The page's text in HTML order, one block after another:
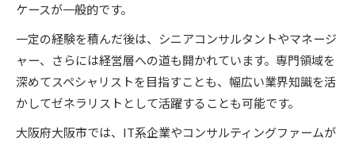
ケースが一般的です。
一定の経験を積んだ後は、シニアコンサルタントやマネージ
ャー、さらには経営層への道も開かれています。専門領域を
深めてスペシャリストを目指すことも、幅広い業界知識を活
かしてゼネラリストとして活躍することも可能です。
大阪府大阪市では、IT系企業やコンサルティングファームが